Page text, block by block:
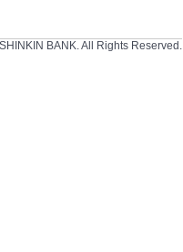
BANK. All Rights Reserved.